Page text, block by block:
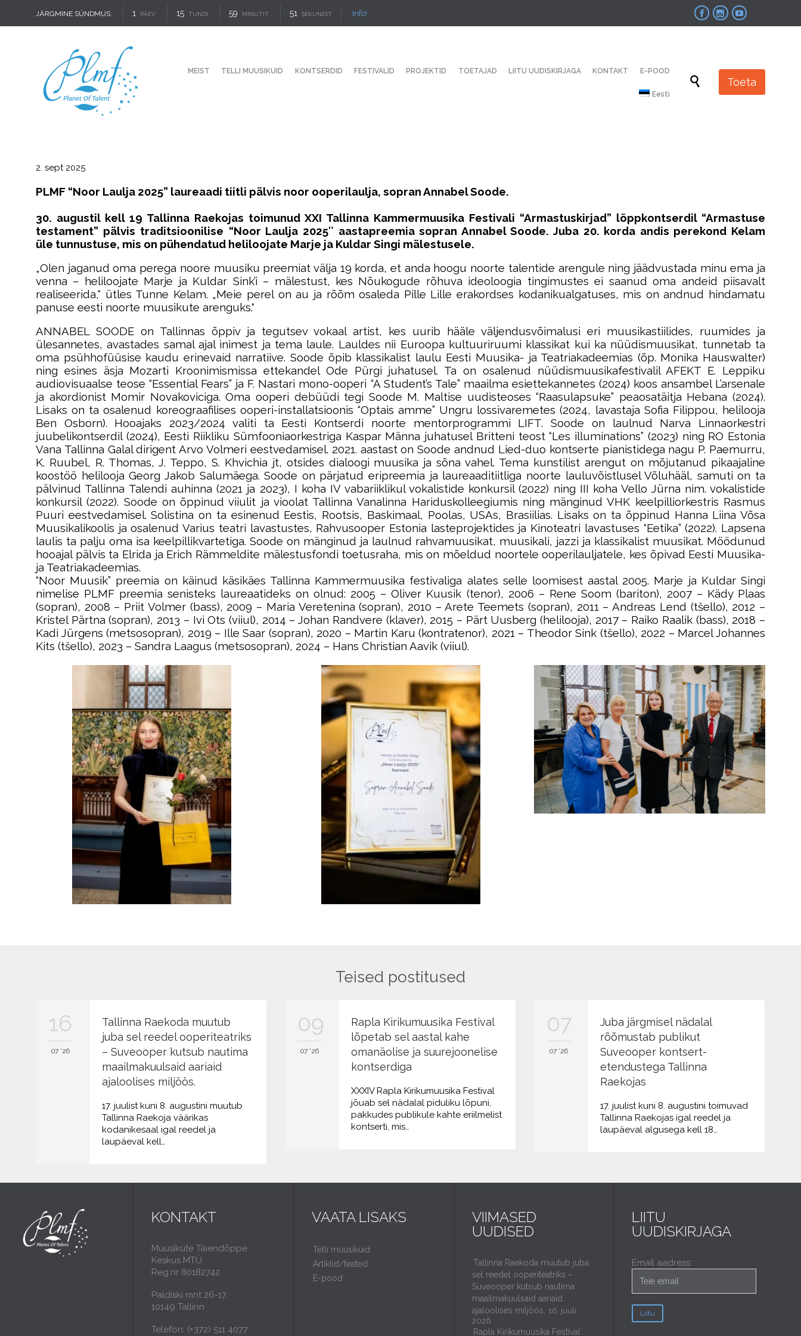
JÄRGMINE SÜNDMUS: 1 PÄEV 15 TUNDI 59 MINUTIT 50 SEKUNDIT Info!   
content
MEIST TELLI MUUSIKUID KONTSERDID FESTIVALID PROJEKTID TOETAJAD LIITU UUDISKIRJAGA KONTAKT E-POOD
Eesti
 Toeta
2. sept 2025
PLMF “Noor Laulja 2025” laureaadi tiitli pälvis noor ooperilaulja, sopran Annabel Soode.
30. augustil kell 19 Tallinna Raekojas toimunudXXI Tallinna Kammermuusika Festivali “Armastuskirjad” lõppkontserdil “Armastuse
testament” pälvis traditsioonilise “Noor Laulja 2025″ aastapreemiasopran Annabel Soode. Juba 20. korda andis perekond Kelam
üle tunnustuse, mis on pühendatud heliloojate Marje ja Kuldar Singi mälestusele.
„Olen jaganud oma perega noore muusiku preemiat välja 19 korda, et anda hoogu noorte talentide arengule ning jäädvustada minu ema ja
venna – heliloojate Marje ja Kuldar Sink’i – mälestust, kes Nõukogude rõhuva ideoloogia tingimustes ei saanud oma andeid piisavalt
realiseerida,“ ütles Tunne Kelam. „Meie perel on au ja rõõm osaleda Pille Lille erakordses kodanikualgatuses, mis on andnud hindamatu
panuse eesti noorte muusikute arenguks.“
ANNABEL SOODE on Tallinnas õppiv ja tegutsev vokaal artist, kes uurib hääle väljendusvõimalusi eri muusikastiilides, ruumides ja
ülesannetes, avastades samal ajal inimest ja tema laule. Lauldes nii Euroopa kultuuriruumi klassikat kui ka nüüdismuusikat, tunnetab ta
oma psühhofüüsise kaudu erinevaid narratiive. Soode õpib klassikalist laulu Eesti Muusika- ja Teatriakadeemias (õp. Monika Hauswalter)
ning esines äsja Mozarti Kroonimismissa ettekandel Ode Pürgi juhatusel. Ta on osalenud nüüdismuusikafestivalil AFEKT E. Leppiku
audiovisuaalse teose “Essential Fears” ja F. Nastari mono-ooperi “A Student’s Tale” maailma esiettekannetes (2024) koos ansambel L’arsenale
ja akordionist Momir Novakoviciga. Oma ooperi debüüdi tegi Soode M. Maltise uudisteoses “Raasulapsuke” peaosatäitja Hebana (2024).
Lisaks on ta osalenud koreograafilises ooperi-installatsioonis “Optais amme” Ungru lossivaremetes (2024, lavastaja Sofia Filippou, helilooja
Ben Osborn). Hooajaks 2023/2024 valiti ta Eesti Kontserdi noorte mentorprogrammi LIFT. Soode on laulnud Narva Linnaorkestri
juubelikontserdil (2024), Eesti Riikliku Sümfooniaorkestriga Kaspar Männa juhatusel Britteni teost “Les illuminations” (2023) ning RO Estonia
Vana Tallinna Galal dirigent Arvo Volmeri eestvedamisel. 2021. aastast on Soode andnud Lied-duo kontserte pianistidega nagu P. Paemurru,
K. Ruubel, R. Thomas, J. Teppo, S. Khvichia jt, otsides dialoogi muusika ja sõna vahel. Tema kunstilist arengut on mõjutanud pikaajaline
koostöö helilooja Georg Jakob Salumäega. Soode on pärjatud eripreemia ja laureaaditiitliga noorte lauluvõistlusel Võluhääl, samuti on ta
pälvinud Tallinna Talendi auhinna (2021 ja 2023), I koha IV vabariiklikul vokalistide konkursil (2022) ning III koha Vello Jürna nim. vokalistide
konkursil (2022). Soode on õppinud viiulit ja vioolat Tallinna Vanalinna Hariduskolleegiumis ning mänginud VHK keelpilliorkestris Rasmus
Puuri eestvedamisel. Solistina on ta esinenud Eestis, Rootsis, Baskimaal, Poolas, USAs, Brasiilias. Lisaks on ta õppinud Hanna Liina Võsa
Muusikalikoolis ja osalenud Varius teatri lavastustes, Rahvusooper Estonia lasteprojektides ja Kinoteatri lavastuses “Eetika” (2022). Lapsena
laulis ta palju oma isa keelpillikvartetiga. Soode on mänginud ja laulnud rahvamuusikat, muusikali, jazzi ja klassikalist muusikat. Möödunud
hooajal pälvis ta Elrida ja Erich Rämmeldite mälestusfondi toetusraha, mis on mõeldud noortele ooperilauljatele, kes õpivad Eesti Muusika-
ja Teatriakadeemias.
“Noor Muusik” preemia on käinud käsikäes Tallinna Kammermuusika festivaliga alates selle loomisest aastal 2005. Marje ja Kuldar Singi
nimelise PLMF preemia senisteks laureaatideks on olnud: 2005 – Oliver Kuusik (tenor), 2006 – Rene Soom (bariton), 2007 – Kädy Plaas
(sopran), 2008 – Priit Volmer (bass), 2009 – Maria Veretenina (sopran), 2010 – Arete Teemets (sopran), 2011 – Andreas Lend (tšello), 2012 –
Kristel Pärtna (sopran), 2013 – Ivi Ots (viiul), 2014 – Johan Randvere (klaver), 2015 – Pärt Uusberg (helilooja), 2017 – Raiko Raalik (bass), 2018 –
Kadi Jürgens (metsosopran), 2019 – Ille Saar (sopran), 2020 – Martin Karu (kontratenor), 2021 – Theodor Sink (tšello), 2022 – Marcel Johannes
Kits (tšello), 2023 – Sandra Laagus (metsosopran), 2024 – Hans Christian Aavik (viiul).
Teised postitused
16
07 '26
Tallinna Raekoda muutub
juba sel reedel ooperiteatriks
– Suveooper kutsub nautima
maailmakuulsaid aariaid
ajaloolises miljöös.
17. juulist kuni 8. augustini muutub
Tallinna Raekoja väärikas
kodanikesaal igal reedel ja
laupäeval kell…
09
07 '26
Rapla Kirikumuusika Festival
lõpetab sel aastal kahe
omanäolise ja suurejoonelise
kontserdiga
XXXIV Rapla Kirikumuusika Festival
jõuab sel nädalal piduliku lõpuni,
pakkudes publikule kahte eriilmelist
kontserti, mis…
07
07 '26
Juba järgmisel nädalal
rõõmustab publikut
Suveooper kontsert-
etendustega Tallinna
Raekojas
17. juulist kuni 8. augustini toimuvad
Tallinna Raekojas igal reedel ja
laupäeval algusega kell 18…
KONTAKT
Muusikute Täiendõppe
Keskus MTÜ
Reg.nr 80182742
Paldiski mnt 26-17,
10149 Tallinn
Telefon: (+372) 511 4077
VAATA LISAKS
Telli muusikuid
Artiklid/teated
E-pood
VIIMASED
UUDISED
Tallinna Raekoda muutub juba
sel reedel ooperiteatriks –
Suveooper kutsub nautima
maailmakuulsaid aariaid
ajaloolises miljöös. 16. juuli
2026
Rapla Kirikumuusika Festival
LIITU
UUDISKIRJAGA
Email aadress: